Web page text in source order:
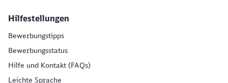
Hilfestellungen
Bewerbungstipps
Bewerbungsstatus
Hilfe und Kontakt (FAQs)
Leichte Sprache